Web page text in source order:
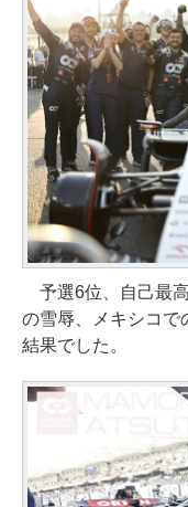
予選6位、自己最
の雪辱、メキシコで
結果でした。